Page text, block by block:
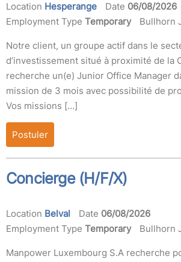
Location Hesperange Date 06/08/2026
Employment Type Temporary Bullhorn
Notre client, un groupe actif dans le
d’investissement situé à proximité de la
recherche un(e) Junior Office Manager
mission de 3 mois avec possibilité de
Vos missions […]
Postuler
Concierge (H/F/X)
Location Belval Date 06/08/2026
Employment Type Temporary Bullhorn
Manpower Luxembourg S.A recherche